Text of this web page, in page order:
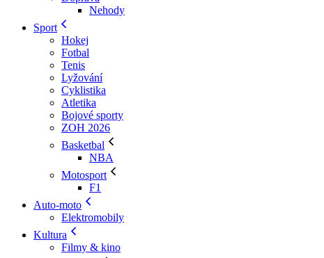
Nehody
Sport
Hokej
Fotbal
Tenis
Lyžování
Cyklistika
Atletika
Bojové sporty
ZOH 2026
Basketbal
NBA
Motosport
F1
Auto-moto
Elektromobily
Kultura
Filmy & kino